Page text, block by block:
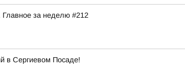
Главное за неделю #212
в Сергиевом Посаде!